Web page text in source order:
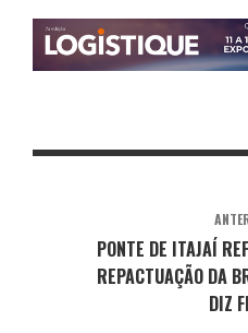
PONTE DE ITAJAÍ
REPACTUAÇÃO DA
DIZ